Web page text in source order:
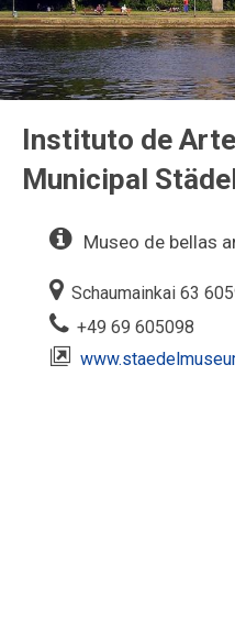
Instituto de
Municipal
Museo de bellas
‎Schaumainkai 63
+49 69 605098